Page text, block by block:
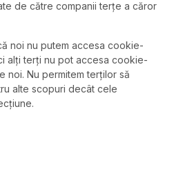
de către companii terțe a căror
noi nu putem accesa cookie-
alți terți nu pot accesa cookie-
noi. Nu permitem terților să
alte scopuri decât cele